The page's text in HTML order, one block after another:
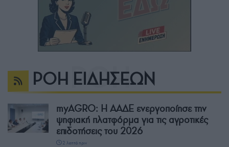
ΡΟΗ ΕΙΔΗΣΕΩΝ
myAGRO: Η ΑΑΔΕ ενεργοποίησε την
ψηφιακή πλατφόρμα για τις αγροτικές
επιδοτήσεις του 2026
2 λεπτά πριν